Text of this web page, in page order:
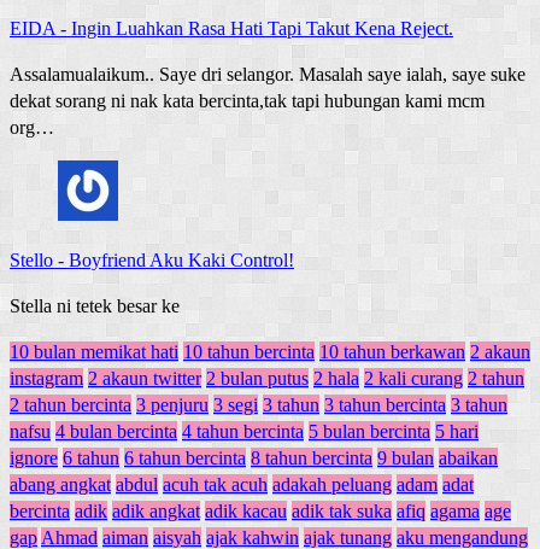
EIDA - Ingin Luahkan Rasa Hati Tapi Takut Kena Reject.
Assalamualaikum.. Saye dri selangor. Masalah saye ialah, saye suke
dekat sorang ni nak kata bercinta,tak tapi hubungan kami mcm
org…
Stello - Boyfriend Aku Kaki Control!
Stella ni tetek besar ke
10 bulan memikat hati 10 tahun bercinta 10 tahun berkawan 2 akaun
instagram 2 akaun twitter 2 bulan putus 2 hala 2 kali curang 2 tahun
2 tahun bercinta 3 penjuru 3 segi 3 tahun 3 tahun bercinta 3 tahun
nafsu 4 bulan bercinta 4 tahun bercinta 5 bulan bercinta 5 hari
ignore 6 tahun 6 tahun bercinta 8 tahun bercinta 9 bulan abaikan
abang angkat abdul acuh tak acuh adakah peluang adam adat
bercinta adik adik angkat adik kacau adik tak suka afiq agama age
gap Ahmad aiman aisyah ajak kahwin ajak tunang aku mengandung